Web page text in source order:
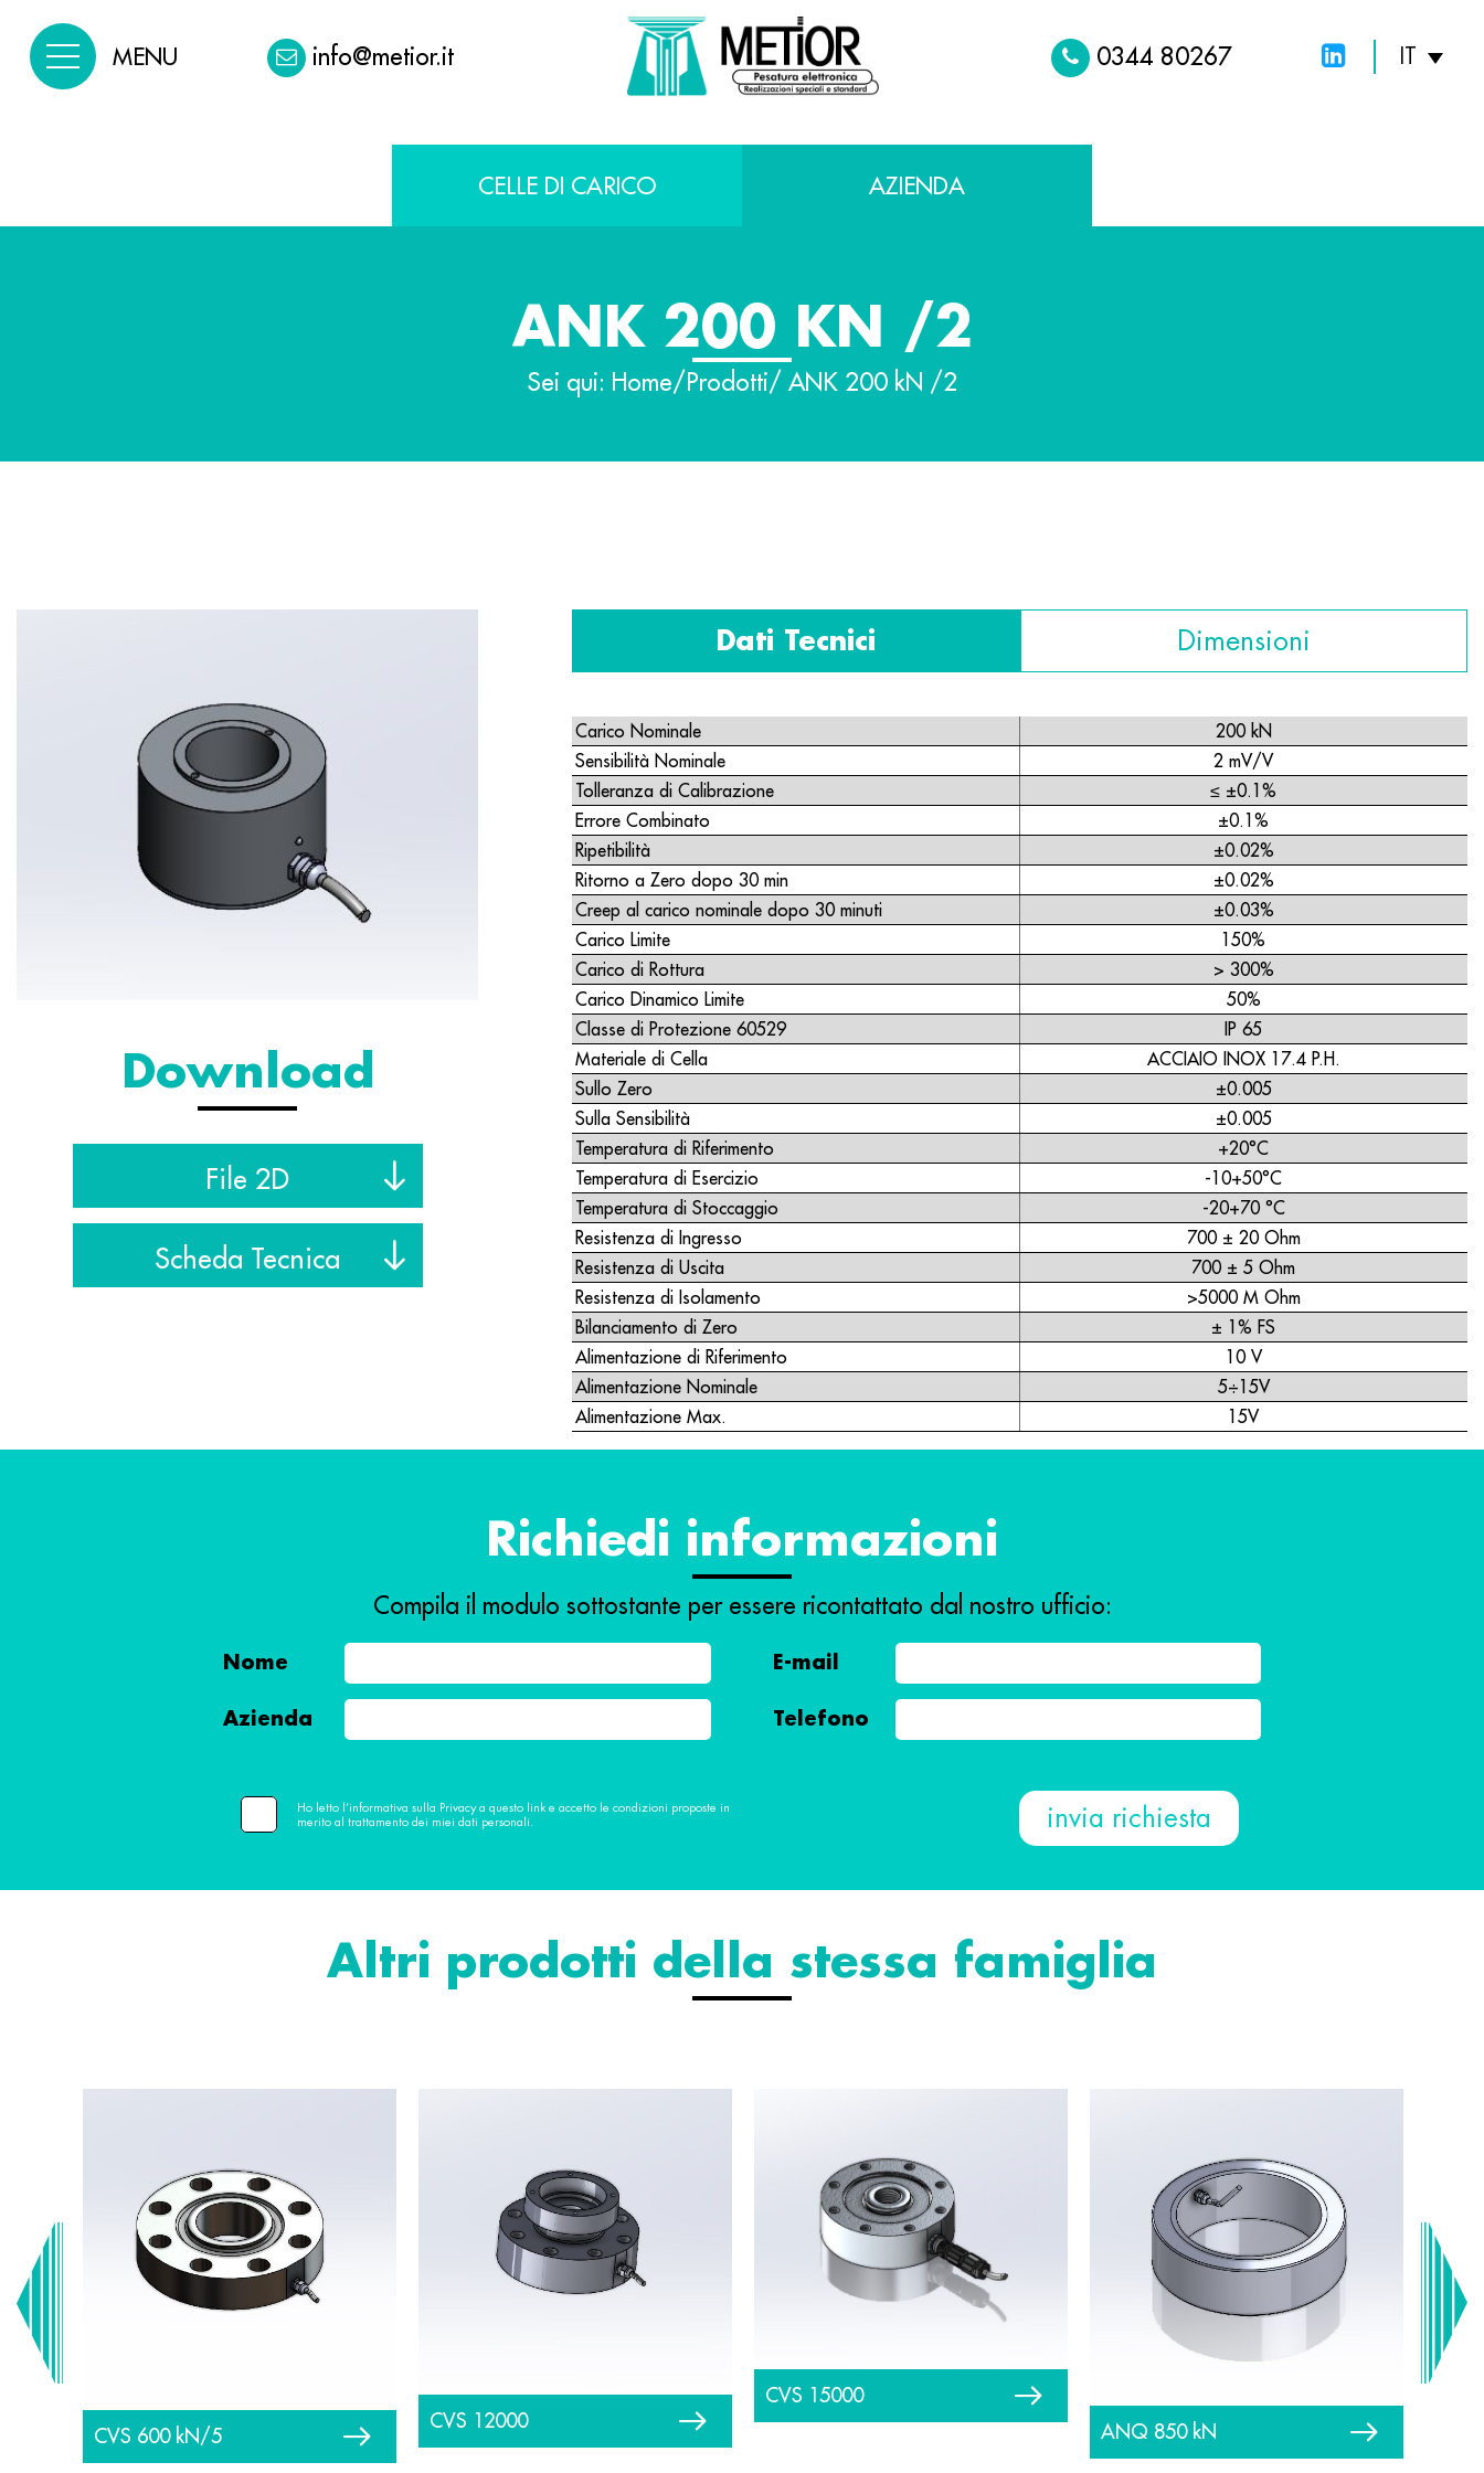
MENU info@metior.it 0344 80267 IT
CELLE DI CARICO AZIENDA
ANK 200 KN /2
Sei qui: Home/ Prodotti/ ANK 200 kN /2
Download
File 2D
Scheda Tecnica
Dati Tecnici Dimensioni
Carico Nominale
200 kN
Sensibilità Nominale
2 mV/V
Tolleranza di Calibrazione
≤ ±0.1%
Errore Combinato
±0.1%
Ripetibilità
±0.02%
Ritorno a Zero dopo 30 min
±0.02%
Creep al carico nominale dopo 30 minuti
±0.03%
Carico Limite
150%
Carico di Rottura
> 300%
Carico Dinamico Limite
50%
Classe di Protezione 60529
IP 65
Materiale di Cella
ACCIAIO INOX 17.4 P.H.
Sullo Zero
±0.005
Sulla Sensibilità
±0.005
Temperatura di Riferimento
+20°C
Temperatura di Esercizio
-10+50°C
Temperatura di Stoccaggio
-20+70 °C
Resistenza di Ingresso
700 ± 20 Ohm
Resistenza di Uscita
700 ± 5 Ohm
Resistenza di Isolamento
>5000 M Ohm
Bilanciamento di Zero
± 1% FS
Alimentazione di Riferimento
10 V
Alimentazione Nominale
5÷15V
Alimentazione Max.
15V
Richiedi informazioni
Compila il modulo sottostante per essere ricontattato dal nostro ufficio:
Nome E-mail
Azienda Telefono
Ho letto l’informativa sulla Privacy a questo link e accetto le condizioni proposte in
merito al trattamento dei miei dati personali.
Altri prodotti della stessa famiglia
CVS 600 kN/5
CVS 12000
CVS 15000
ANQ 850 kN